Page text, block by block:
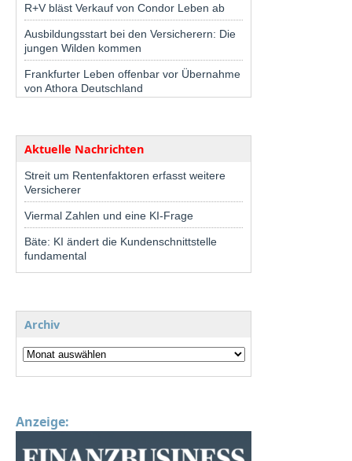
R+V bläst Verkauf von Condor Leben ab
Ausbildungsstart bei den Versicherern: Die
jungen Wilden kommen
Frankfurter Leben offenbar vor Übernahme
von Athora Deutschland
Aktuelle Nachrichten
Streit um Rentenfaktoren erfasst weitere
Versicherer
Viermal Zahlen und eine KI-Frage
Bäte: KI ändert die Kundenschnittstelle
fundamental
Archiv
Anzeige: